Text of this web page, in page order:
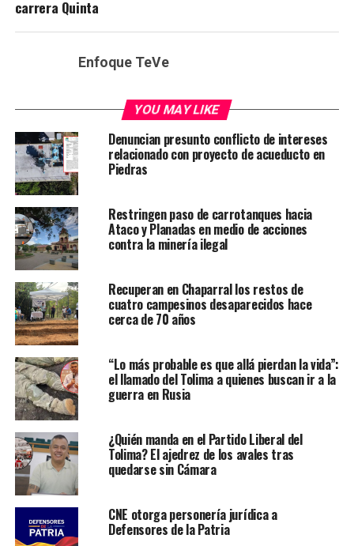
carrera Quinta
Enfoque TeVe
YOU MAY LIKE
Denuncian presunto conflicto de intereses
relacionado con proyecto de acueducto en
Piedras
Restringen paso de carrotanques hacia
Ataco y Planadas en medio de acciones
contra la minería ilegal
Recuperan en Chaparral los restos de
cuatro campesinos desaparecidos hace
cerca de 70 años
“Lo más probable es que allá pierdan la vida”:
el llamado del Tolima a quienes buscan ir a la
guerra en Rusia
¿Quién manda en el Partido Liberal del
Tolima? El ajedrez de los avales tras
quedarse sin Cámara
CNE otorga personería jurídica a
Defensores de la Patria